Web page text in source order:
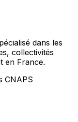
dans les
collectivités
en France.
CNAPS